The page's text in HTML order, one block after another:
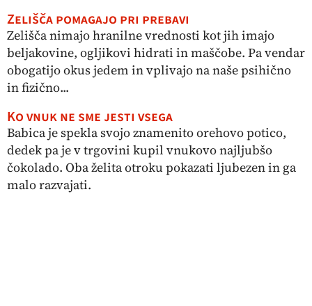
Zelišča pomagajo pri prebavi
Zelišča nimajo hranilne vrednosti kot jih imajo
beljakovine, ogljikovi hidrati in maščobe. Pa vendar
obogatijo okus jedem in vplivajo na naše psihično
in fizično...
Ko vnuk ne sme jesti vsega
Babica je spekla svojo znamenito orehovo potico,
dedek pa je v trgovini kupil vnukovo najljubšo
čokolado. Oba želita otroku pokazati ljubezen in ga
malo razvajati.